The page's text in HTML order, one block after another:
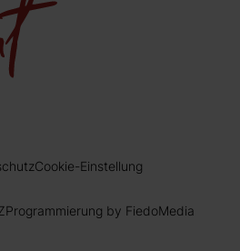
Cookie-Einstellung
Programmierung by FiedoMedia